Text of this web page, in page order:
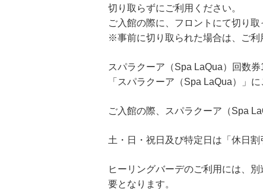
切り取らずにご利用ください。
ご入館の際に、フロントにて切り取
※事前に切り取られた場合は、ご利
スパラクーア（Spa LaQua）回数券
「スパラクーア（Spa LaQua）」
ご入館の際、スパラクーア（Spa
土・日・祝日及び特定日は「休日
ヒーリングバーデのご利用には、
要となります。